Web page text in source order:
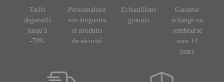
Tarifs
dégressifs
jusqu'à
-70%
Personnalisez
vos étiquettes
et produits
de sécurité
Echantillons
gratuits
Garantie
échangé ou
remboursé
sous 14
jours